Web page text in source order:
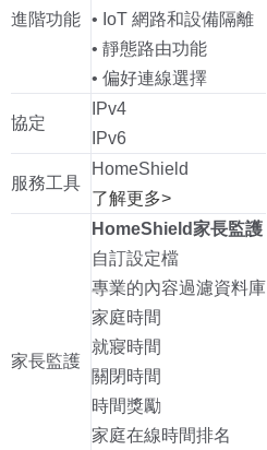
進階功能 • IoT 網路和設備隔離
• 靜態路由功能
• 偏好連線選擇
協定
IPv4
IPv6
服務工具
HomeShield
了解更多>
家長監護
HomeShield家長監護
自訂設定檔
專業的內容過濾資料庫
家庭時間
就寢時間
關閉時間
時間獎勵
家庭在線時間排名